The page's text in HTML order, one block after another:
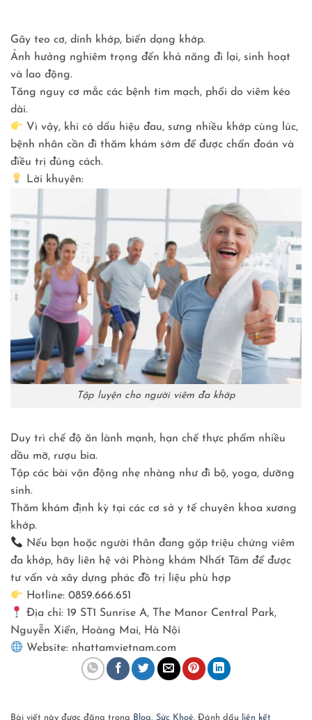
Gây teo cơ, dính khớp, biến dạng khớp.
Ảnh hưởng nghiêm trọng đến khả năng đi lại, sinh hoạt
và lao động.
Tăng nguy cơ mắc các bệnh tim mạch, phổi do viêm kéo
dài.
Vì vậy, khi có dấu hiệu đau, sưng nhiều khớp cùng lúc,
bệnh nhân cần đi thăm khám sớm để được chẩn đoán và
điều trị đúng cách.
Lời khuyên:
Tập luyện cho người viêm đa khớp
Duy trì chế độ ăn lành mạnh, hạn chế thực phẩm nhiều
dầu mỡ, rượu bia.
Tập các bài vận động nhẹ nhàng như đi bộ, yoga, dưỡng
sinh.
Thăm khám định kỳ tại các cơ sở y tế chuyên khoa xương
khớp.
Nếu bạn hoặc người thân đang gặp triệu chứng viêm
đa khớp, hãy liên hệ với Phòng khám Nhất Tâm để được
tư vấn và xây dựng phác đồ trị liệu phù hợp
Hotline: 0859.666.651
Địa chỉ: 19 ST1 Sunrise A, The Manor Central Park,
Nguyễn Xiển, Hoàng Mai, Hà Nội
Website: nhattamvietnam.com
Bài viết này được đăng trong Blog, Sức Khoẻ. Đánh dấu liên kết